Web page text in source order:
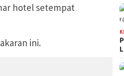
hotel setempat
ini.